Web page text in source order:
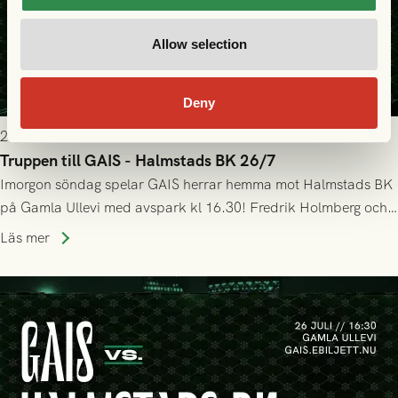
Allow selection
Deny
2026-07-25 19:00
Truppen till GAIS - Halmstads BK 26/7
Imorgon söndag spelar GAIS herrar hemma mot Halmstads BK
på Gamla Ullevi med avspark kl 16.30! Fredrik Holmberg och
ledarstaben har tagit ut följande trupp till matchen:
Läs mer